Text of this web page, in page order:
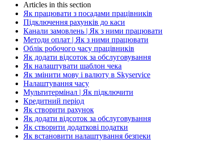
Articles in this section
Як працювати з посадами працівників
Підключення рахунків до каси
Канали замовлень | Як з ними працювати
Методи оплат | Як з ними працювати
Облік робочого часу працівників
Як додати відсоток за обслуговування
Як налаштувати шаблон чека
Як змінити мову і валюту в Skyservice
Налаштування часу
Мультитермінал | Як підключити
Кредитний період
Як створити рахунок
Як додати відсоток за обслуговування
Як створити додаткові податки
Як встановити налаштування безпеки